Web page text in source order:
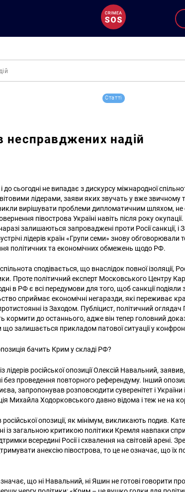
Статті
несправджених надій
сьогодні не випадає з дискурсу міжнародної
лідерами, заяви яких звучать у вже звичному
вирішувати проблеми дипломатичним шляхом,
півострова Україні навіть після року
залишаються запроваджені проти Росії санкції,
лідерів країн «Групи семи» знову
політичних та економічних обмежень щодо РФ.
сподівається, що внаслідок повної ізоляції,
Проте політичний експерт Московського Центру
в РФ є всі передумови для того, щоб санкції подіяли
сприймає економічні негаразди, які переживає
із Заходом. Публіцист, політичний
кормити до останнього, адже він тепер головний
залишається прикладом патової ситуації у
бачить Крим у складі РФ?
лідерів російської опозиції Олексій Навальний,
без проведення повторного референдуму. Інший
запропонував розповсюдити суверенітет і України і
Михайла Ходорковського давно відома і теж не на
російської опозиції, як мінімум, викликають подив.
із загальною критикою політики Кремля навпаки
всередині Росії і схвалення на світовій арені.
анексію півострова, то це не означає, що їх
що ні Навальний, ні Яшин не готові говорити